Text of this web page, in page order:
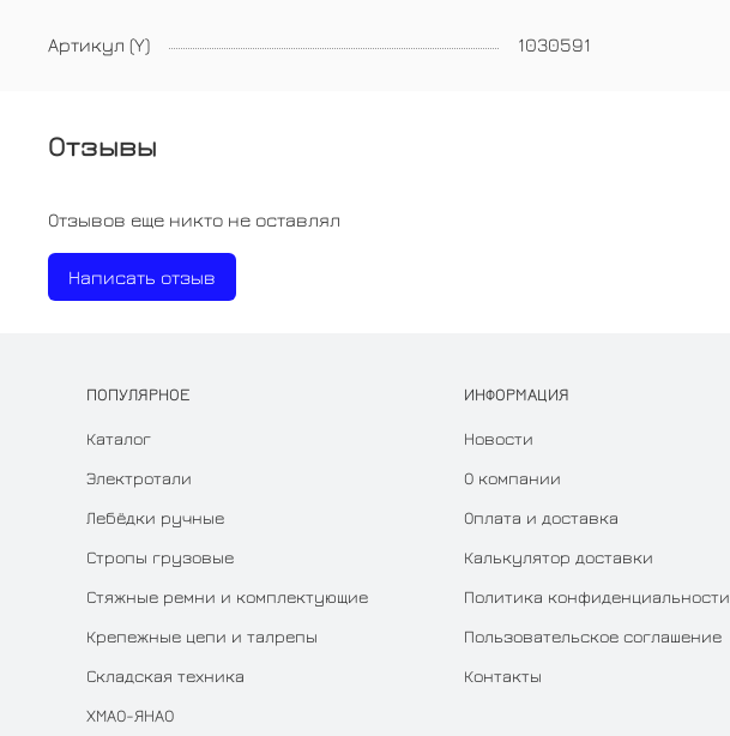
Артикул (Y) 1030591
Отзывы
Отзывов еще никто не оставлял
Написать отзыв
ПОПУЛЯРНОЕ
Каталог
Электротали
Лебёдки ручные
Стропы грузовые
Стяжные ремни и комплектующие
Крепежные цепи и талрепы
Складская техника
ХМАО-ЯНАО
ИНФОРМАЦИЯ
Новости
О компании
Оплата и доставка
Калькулятор доставки
Политика конфиденциальности
Пользовательское соглашение
Контакты